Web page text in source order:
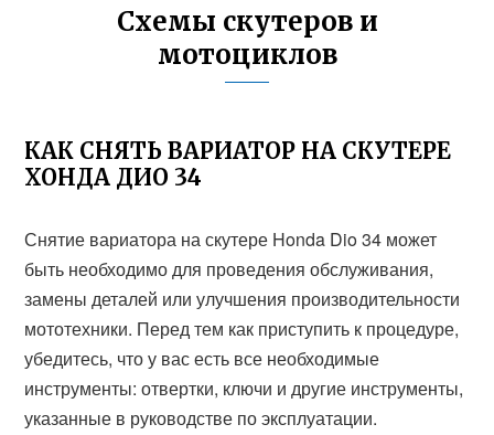
Схемы скутеров и
мотоциклов
КАК СНЯТЬ ВАРИАТОР НА СКУТЕРЕ
ХОНДА ДИО 34
Снятие вариатора на скутере Honda Dio 34 может
быть необходимо для проведения обслуживания,
замены деталей или улучшения производительности
мототехники. Перед тем как приступить к процедуре,
убедитесь, что у вас есть все необходимые
инструменты: отвертки, ключи и другие инструменты,
указанные в руководстве по эксплуатации.